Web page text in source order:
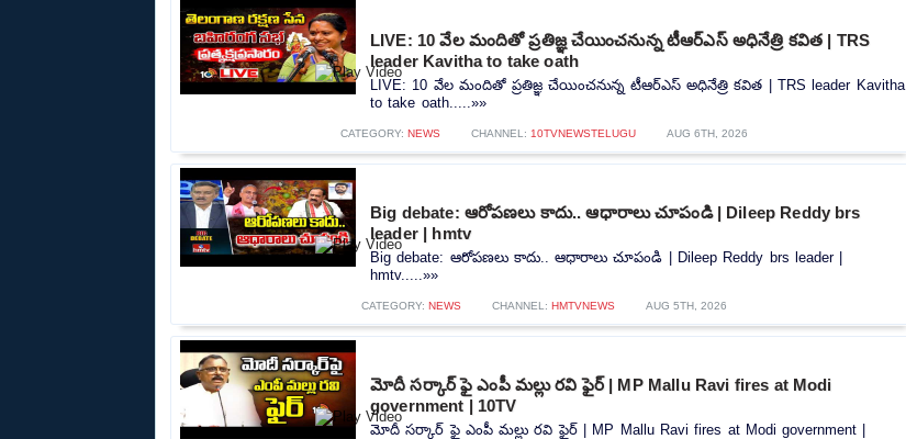
LIVE: 10 వేల మందితో ప్రతిజ్ఞ చేయించనున్న టీఆర్‌ఎస్‌ అధినేత్రి కవిత | TRS
leader Kavitha to take oath
LIVE: 10 వేల మందితో ప్రతిజ్ఞ చేయించనున్న టీఆర్‌ఎస్‌ అధినేత్రి కవిత | TRS leader Kavitha
to take oath.....»»
CATEGORY: NEWS CHANNEL: 10TVNEWSTELUGU AUG 6TH, 2026
Big debate: ఆరోపణలు కాదు.. ఆధారాలు చూపండి | Dileep Reddy brs
leader | hmtv
Big debate: ఆరోపణలు కాదు.. ఆధారాలు చూపండి | Dileep Reddy brs leader |
hmtv.....»»
CATEGORY: NEWS CHANNEL: HMTVNEWS AUG 5TH, 2026
మోదీ సర్కార్ ఫై ఎంపీ మల్లు రవి ఫైర్ | MP Mallu Ravi fires at Modi
government | 10TV
మోదీ సర్కార్ ఫై ఎంపీ మల్లు రవి ఫైర్ | MP Mallu Ravi fires at Modi government |